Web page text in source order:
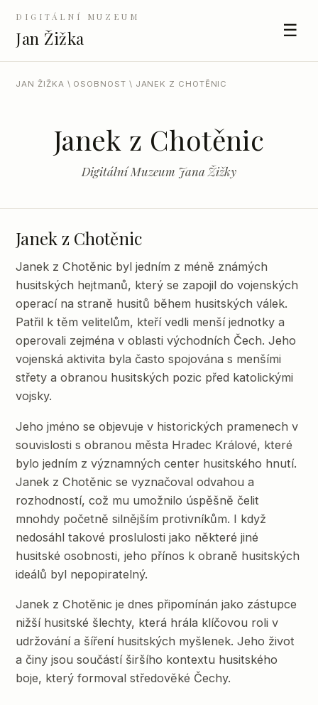
DIGITÁLNÍ MUZEUM
Jan Žižka ☰
JAN ŽIŽKA \ OSOBNOST \ JANEK Z CHOTĚNIC
Janek z Chotěnic
Digitální Muzeum Jana Žižky
Janek z Chotěnic
Janek z Chotěnic byl jedním z méně známých
husitských hejtmanů, který se zapojil do vojenských
operací na straně husitů během husitských válek.
Patřil k těm velitelům, kteří vedli menší jednotky a
operovali zejména v oblasti východních Čech. Jeho
vojenská aktivita byla často spojována s menšími
střety a obranou husitských pozic před katolickými
vojsky.
Jeho jméno se objevuje v historických pramenech v
souvislosti s obranou města Hradec Králové, které
bylo jedním z významných center husitského hnutí.
Janek z Chotěnic se vyznačoval odvahou a
rozhodností, což mu umožnilo úspěšně čelit
mnohdy početně silnějším protivníkům. I když
nedosáhl takové proslulosti jako některé jiné
husitské osobnosti, jeho přínos k obraně husitských
ideálů byl nepopiratelný.
Janek z Chotěnic je dnes připomínán jako zástupce
nižší husitské šlechty, která hrála klíčovou roli v
udržování a šíření husitských myšlenek. Jeho život
a činy jsou součástí širšího kontextu husitského
boje, který formoval středověké Čechy.